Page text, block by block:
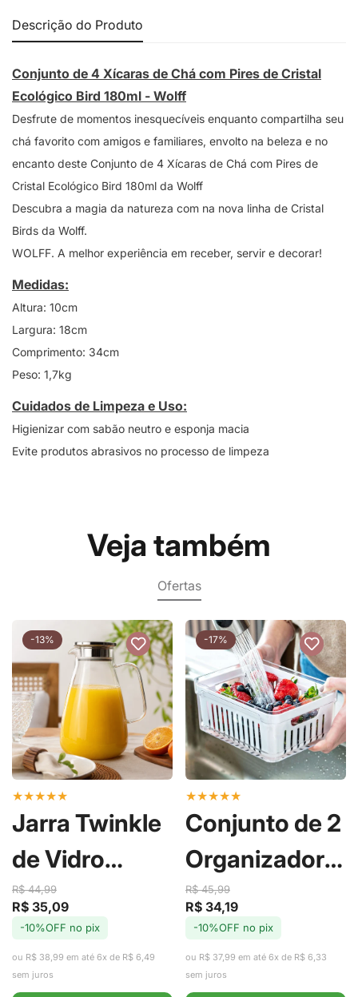
Descrição do Produto
Conjunto de 4 Xícaras de Chá com Pires de Cristal
Ecológico Bird 180ml - Wolff
Desfrute de momentos inesquecíveis enquanto compartilha seu
chá favorito com amigos e familiares, envolto na beleza e no
encanto deste Conjunto de 4 Xícaras de Chá com Pires de
Cristal Ecológico Bird 180ml da Wolff
Descubra a magia da natureza com na nova linha de Cristal
Birds da Wolff.
WOLFF. A melhor experiência em receber, servir e decorar!
Medidas:
Altura: 10cm
Largura: 18cm
Comprimento: 34cm
Peso: 1,7kg
Cuidados de Limpeza e Uso:
Higienizar com sabão neutro e esponja macia
Evite produtos abrasivos no processo de limpeza
Veja também
Ofertas
-13%
★★★★★
Jarra Twinkle
de Vidro
Borossilicato
com Tampa
em Aço Inox
Preço
de
R$ 35,09
Preço
regular
R$ 44,99
-10%OFF no pix
ou R$ 38,99 em até 6x de R$ 6,49
sem juros
-17%
★★★★★
Conjunto de 2
Organizadores
de Geladeira
com Cesto
Clear Fresh
Preço
de
R$ 34,19
Preço
regular
R$ 45,99
-10%OFF no pix
ou R$ 37,99 em até 6x de R$ 6,33
sem juros